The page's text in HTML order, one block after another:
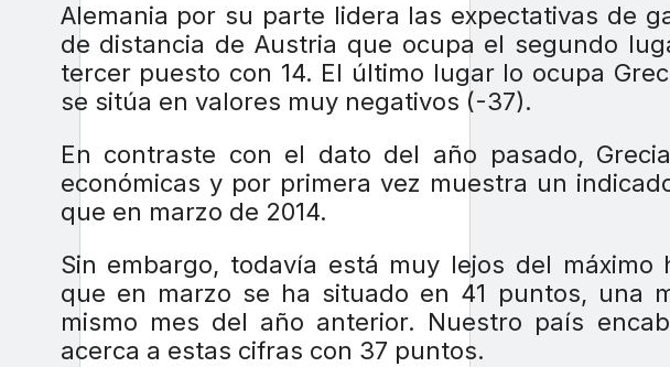
Alemania por su parte lidera las expectativas de
de distancia de Austria que ocupa el segundo
tercer puesto con 14. El último lugar lo ocupa
se sitúa en valores muy negativos (-37).
En contraste con el dato del año pasado,
económicas y por primera vez muestra un
que en marzo de 2014.
Sin embargo, todavía está muy lejos del máximo
que en marzo se ha situado en 41 puntos, una
mismo mes del año anterior. Nuestro país
acerca a estas cifras con 37 puntos.